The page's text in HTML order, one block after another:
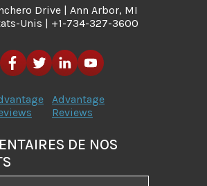
Drive | Ann Arbor, MI
Unis | +1-734-327-3600
Advantage
Reviews
DE NOS